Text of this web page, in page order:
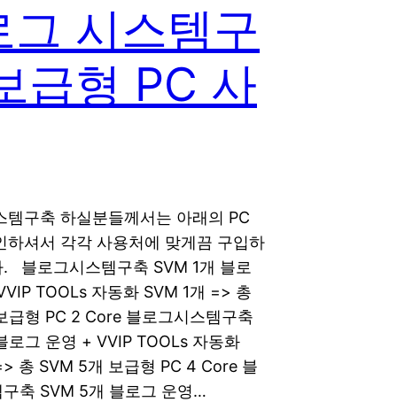
그 시스템구
급형 PC 사
템구축 하실분들께서는 아래의 PC
하셔서 각각 사용처에 맞게끔 구입하
블로그시스템구축 SVM 1개 블로
TOOLs 자동화 SVM 1개 => 총
급형 PC 2 Core 블로그시스템구축
로그 운영 + VVIP TOOLs 자동화
총 SVM 5개 보급형 PC 4 Core 블
축 SVM 5개 블로그 운영…